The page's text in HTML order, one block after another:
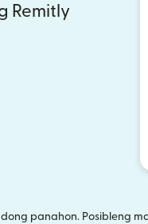
Remitly
panahon. Posibleng